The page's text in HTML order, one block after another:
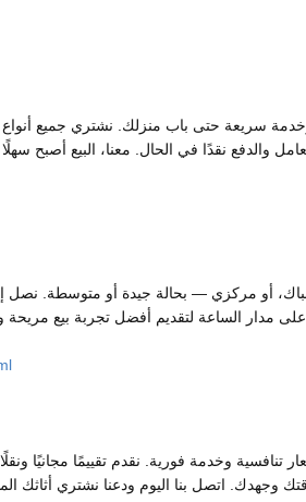
سريعة حتى باب منزلك. نشتري جميع أنواع
نقدًا في الحال. معنا، البيع أصبح سهلًا
أو مركزي — بحالة جيدة أو متوسطة. نصل
الساعة لتقديم أفضل تجربة بيع مريحة
تنافسية وخدمة فورية. نقدم تقييمًا مجانيًا